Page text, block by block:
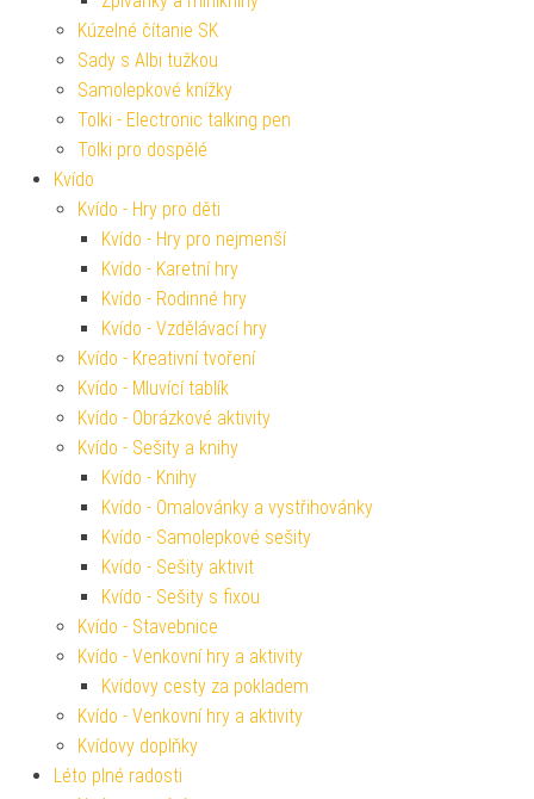
Kúzelné čítanie SK
Sady s Albi tužkou
Samolepkové knížky
Tolki - Electronic talking pen
Tolki pro dospělé
Kvído
Kvído - Hry pro děti
Kvído - Hry pro nejmenší
Kvído - Karetní hry
Kvído - Rodinné hry
Kvído - Vzdělávací hry
Kvído - Kreativní tvoření
Kvído - Mluvící tablík
Kvído - Obrázkové aktivity
Kvído - Sešity a knihy
Kvído - Knihy
Kvído - Omalovánky a vystřihovánky
Kvído - Samolepkové sešity
Kvído - Sešity aktivit
Kvído - Sešity s fixou
Kvído - Stavebnice
Kvído - Venkovní hry a aktivity
Kvídovy cesty za pokladem
Kvído - Venkovní hry a aktivity
Kvídovy doplňky
Léto plné radosti